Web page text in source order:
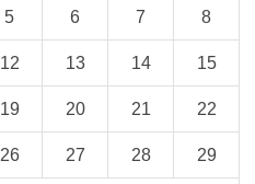
5 6 7 8
12 13 14 15
19 20 21 22
26 27 28 29